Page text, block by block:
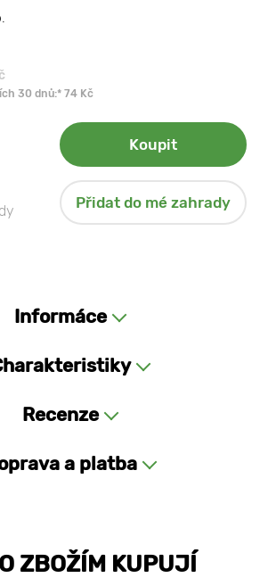
30 dnů:* 74 Kč
Koupit
Přidat do mé zahrady
Informáce
Recenze
a platba
ZBOŽÍM KUPUJÍ